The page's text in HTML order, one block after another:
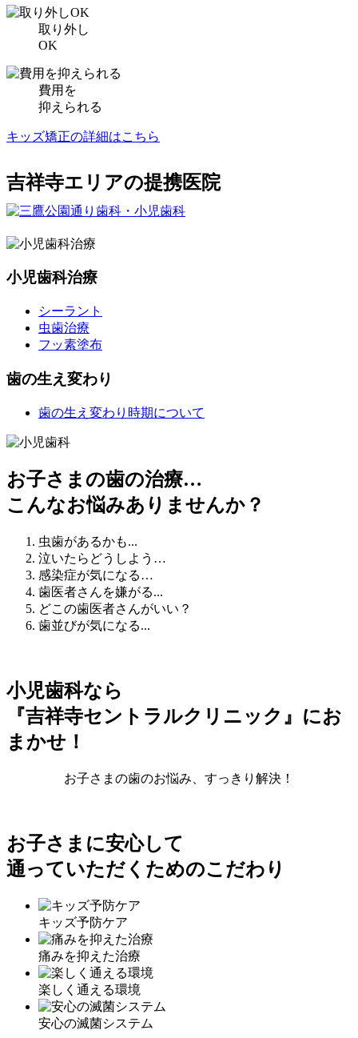
取り外し
OK
費用を
抑えられる
キッズ矯正の詳細はこちら
吉祥寺エリアの提携医院
小児歯科治療
シーラント
虫歯治療
フッ素塗布
歯の生え変わり
歯の生え変わり時期について
お子さまの歯の治療…
こんなお悩みありませんか？
虫歯があるかも...
泣いたら どうしよう…
感染症が気になる…
歯医者さんを嫌がる...
どこの歯医者さんがいい？
歯並びが気になる...
小児歯科なら
『吉祥寺セントラルクリニック』にお
まかせ！
お子さまの歯のお悩み、すっきり解決！
お子さまに安心して
通っていただくためのこだわり
キッズ予防ケア
痛みを抑えた治療
楽しく通える環境
安心の滅菌システム